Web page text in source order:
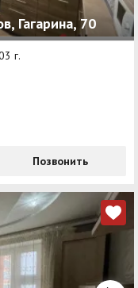
Гагарина, 70
г.
Позвонить